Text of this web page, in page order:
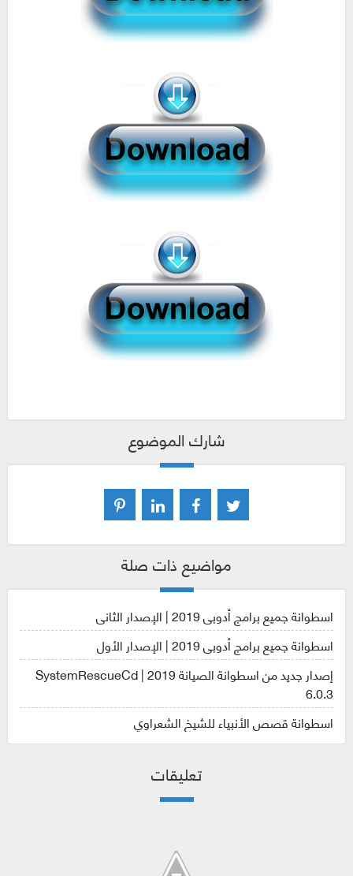
شارك الموضوع
مواضيع ذات صلة
اسطوانة جميع برامج أدوبى 2019 | الإصدار الثانى
اسطوانة جميع برامج أدوبى 2019 | الإصدار الأول
إصدار جديد من اسطوانة الصيانة 2019 | SystemRescueCd
6.0.3
اسطوانة قصص الأنبياء للشيخ الشعراوي
تعليقات